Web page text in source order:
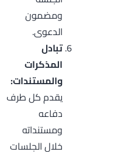
ومضمون
الدعوى.
تبادل
المذكرات
والمستندات:
يقدم كل طرف
دفاعه
ومستنداته
خلال الجلسات